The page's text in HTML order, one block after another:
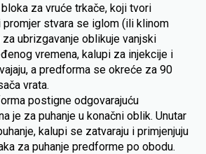
za vruće trkače, koji tvori
promjer stvara se iglom (ili klinom
ubrizgavanje oblikuje vanjski
vremena, kalupi za injekcije i
a predforma se okreće za 90
vrata.
postigne odgovarajuću
je za puhanje u konačni oblik. Unutar
kalupi se zatvaraju i primjenjuju
za puhanje predforme po obodu.